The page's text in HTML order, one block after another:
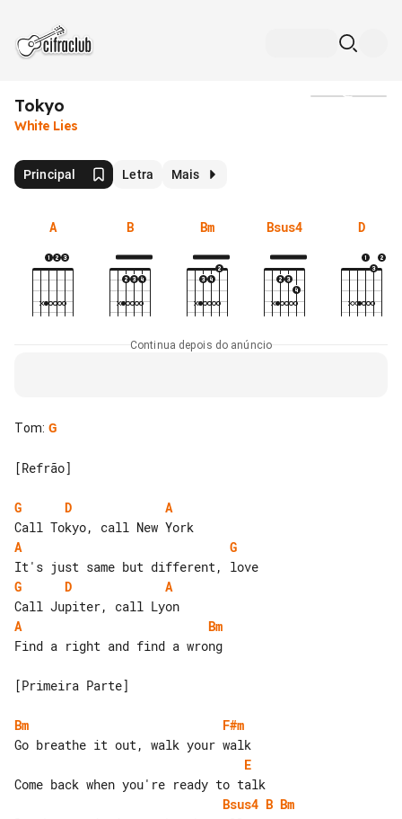
Tokyo
White Lies
Principal Letra Mais
A B Bm Bsus4 D
Continua depois do anúncio
Tom: G
[Refrão]
G D
A
A
G
G
D
A
A
Bm
Find a right and find a wrong
[Primeira Parte]
Bm
F#m
E
Bsus4 B Bm